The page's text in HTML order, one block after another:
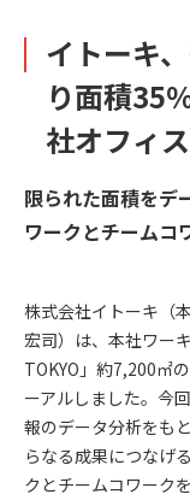
イトーキ
り面積35
社オフィ
限られた面積をデ
ワークとチームコ
株式会社イトーキ（
宏司）は、本社ワー
TOKYO」約7,200㎡
ーアルしました。今
報のデータ分析をも
らなる成果につなげ
クとチームコワーク